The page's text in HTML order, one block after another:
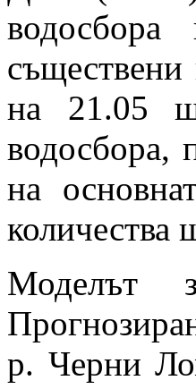
на 21.05
водосбора,
на
количества
Моделът
р. Черни